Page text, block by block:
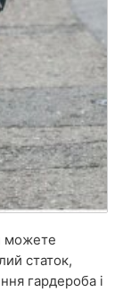
можете
статок,
гардероба і